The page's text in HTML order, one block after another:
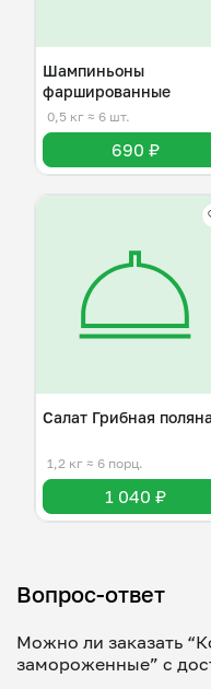
Шампиньоны
фаршированные
0,5 кг ≈ 6 шт.
690 ₽
Салат Грибная поляна
1,2 кг ≈ 6 порц.
1 040 ₽
Вопрос-ответ
Можно ли заказать
замороженные” с